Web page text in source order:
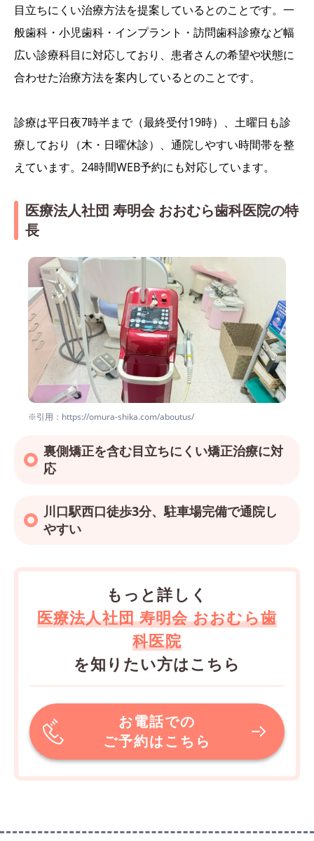
目立ちにくい治療方法を提案しているとのことです。一
般歯科・小児歯科・インプラント・訪問歯科診療など幅
広い診療科目に対応しており、患者さんの希望や状態に
合わせた治療方法を案内しているとのことです。
診療は平日夜7時半まで（最終受付19時）、土曜日も診
療しており（木・日曜休診）、通院しやすい時間帯を整
えています。24時間WEB予約にも対応しています。
医療法人社団 寿明会 おおむら歯科医院の特
長
※引用：https://omura-shika.com/aboutus/
裏側矯正を含む目立ちにくい矯正治療に対
応
川口駅西口徒歩3分、駐車場完備で通院し
やすい
もっと詳しく
医療法人社団 寿明会 おおむら歯
科医院
を知りたい方はこちら
お電話での
ご予約はこちら